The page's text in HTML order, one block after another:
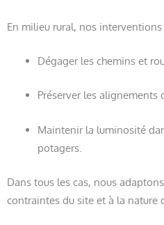
En milieu rural, nos
Dégager les chemins et
Préserver les alignements
Maintenir la luminosité
potagers.
Dans tous les cas, nous
contraintes du site et à la nature